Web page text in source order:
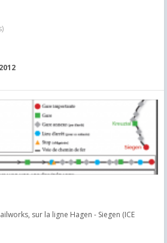
sur la ligne Hagen - Siegen (ICE